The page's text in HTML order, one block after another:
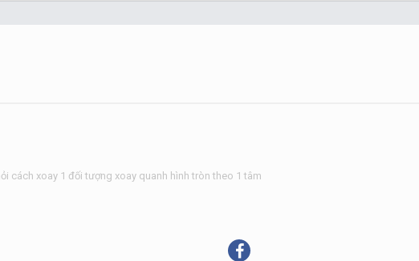
cách xoay 1 đối tượng xoay quanh hình tròn theo 1 tâm